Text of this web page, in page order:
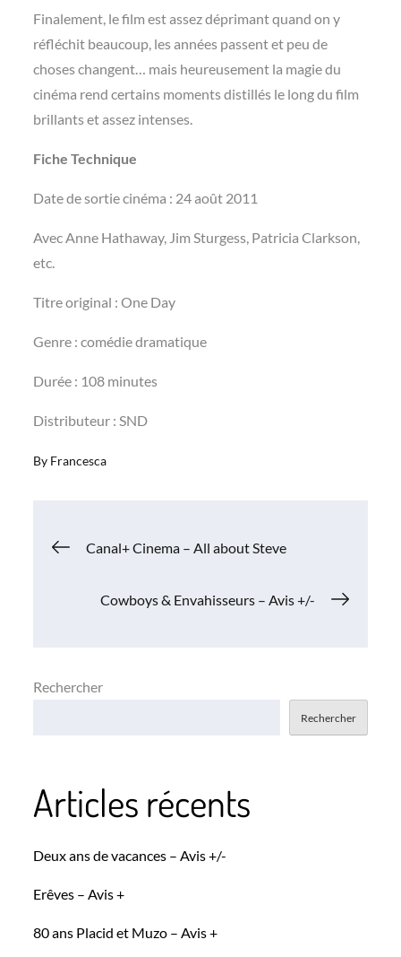
Finalement, le film est assez déprimant quand on y
réfléchit beaucoup, les années passent et peu de
choses changent… mais heureusement la magie du
cinéma rend certains moments distillés le long du film
brillants et assez intenses.
Fiche Technique
Date de sortie cinéma : 24 août 2011
Avec Anne Hathaway, Jim Sturgess, Patricia Clarkson,
etc.
Titre original : One Day
Genre : comédie dramatique
Durée : 108 minutes
Distributeur : SND
By Francesca
Navigation
Canal+ Cinema – All about Steve
Cowboys & Envahisseurs – Avis +/-
Rechercher
Rechercher
Articles récents
Deux ans de vacances – Avis +/-
Erêves – Avis +
80 ans Placid et Muzo – Avis +